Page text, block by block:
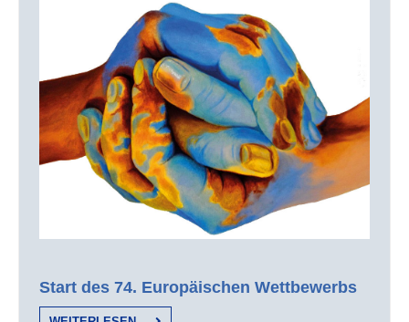
Start des 74. Europäischen Wettbewerbs